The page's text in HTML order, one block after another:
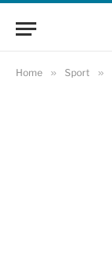
Home » Sport »